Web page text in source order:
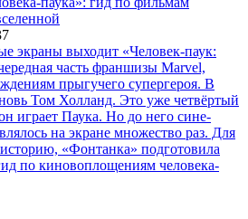
экраны выходит «Человек-паук:
часть франшизы Marvel,
прыгучего супергероя. В
Том Холланд. Это уже четвёртый
играет Паука. Но до него сине-
на экране множество раз. Для
«Фонтанка» подготовила
по киновоплощениям человека-